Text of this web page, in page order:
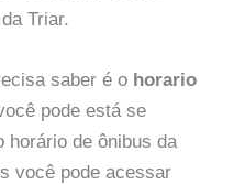
Triar.
saber é o horario
pode está se
horário de ônibus da
você pode acessar